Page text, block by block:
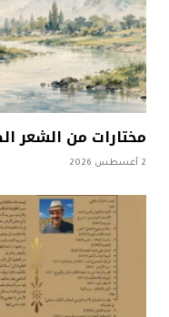
مختارات من الشعر
2 أغسطس 2026